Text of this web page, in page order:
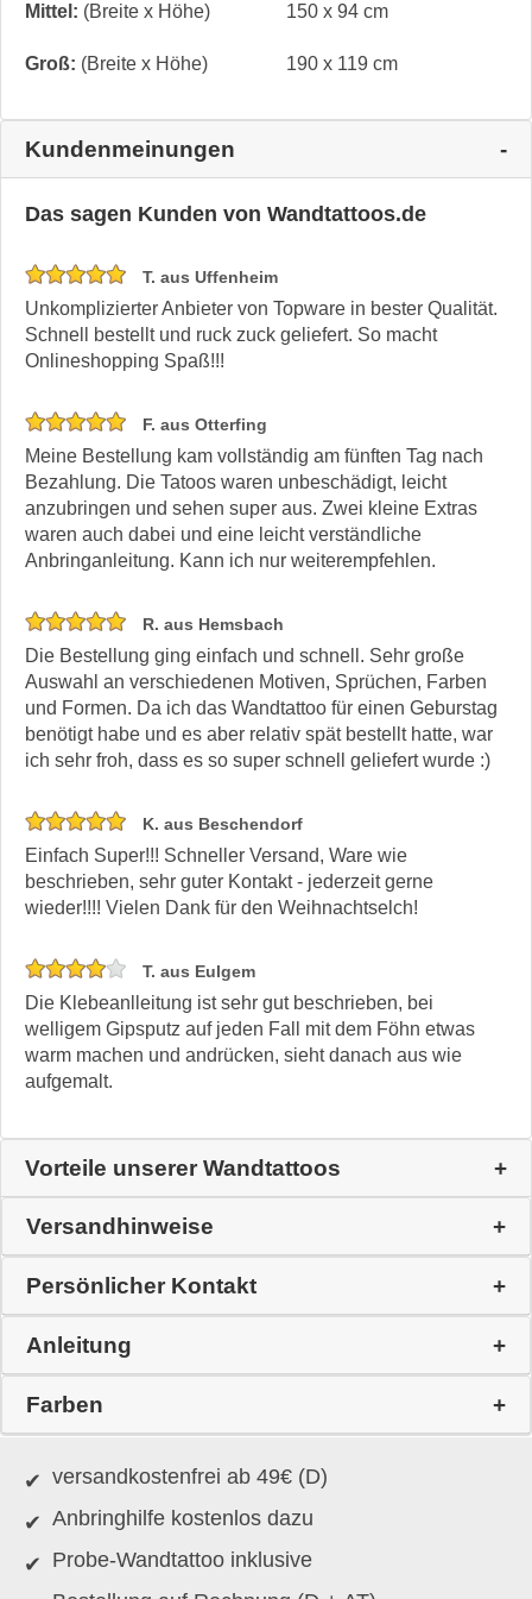
Mittel: (Breite x Höhe) 150 x 94 cm
Groß: (Breite x Höhe) 190 x 119 cm
Kundenmeinungen
Das sagen Kunden von Wandtattoos.de
T. aus Uffenheim
Unkomplizierter Anbieter von Topware in bester Qualität.
Schnell bestellt und ruck zuck geliefert. So macht
Onlineshopping Spaß!!!
F. aus Otterfing
Meine Bestellung kam vollständig am fünften Tag nach
Bezahlung. Die Tatoos waren unbeschädigt, leicht
anzubringen und sehen super aus. Zwei kleine Extras
waren auch dabei und eine leicht verständliche
Anbringanleitung. Kann ich nur weiterempfehlen.
R. aus Hemsbach
Die Bestellung ging einfach und schnell. Sehr große
Auswahl an verschiedenen Motiven, Sprüchen, Farben
und Formen. Da ich das Wandtattoo für einen Geburstag
benötigt habe und es aber relativ spät bestellt hatte, war
ich sehr froh, dass es so super schnell geliefert wurde :)
K. aus Beschendorf
Einfach Super!!! Schneller Versand, Ware wie
beschrieben, sehr guter Kontakt - jederzeit gerne
wieder!!!! Vielen Dank für den Weihnachtselch!
T. aus Eulgem
Die Klebeanlleitung ist sehr gut beschrieben, bei
welligem Gipsputz auf jeden Fall mit dem Föhn etwas
warm machen und andrücken, sieht danach aus wie
aufgemalt.
Vorteile unserer Wandtattoos
Versandhinweise
Persönlicher Kontakt
Anleitung
Farben
versandkostenfrei ab 49€ (D)
Anbringhilfe kostenlos dazu
Probe-Wandtattoo inklusive